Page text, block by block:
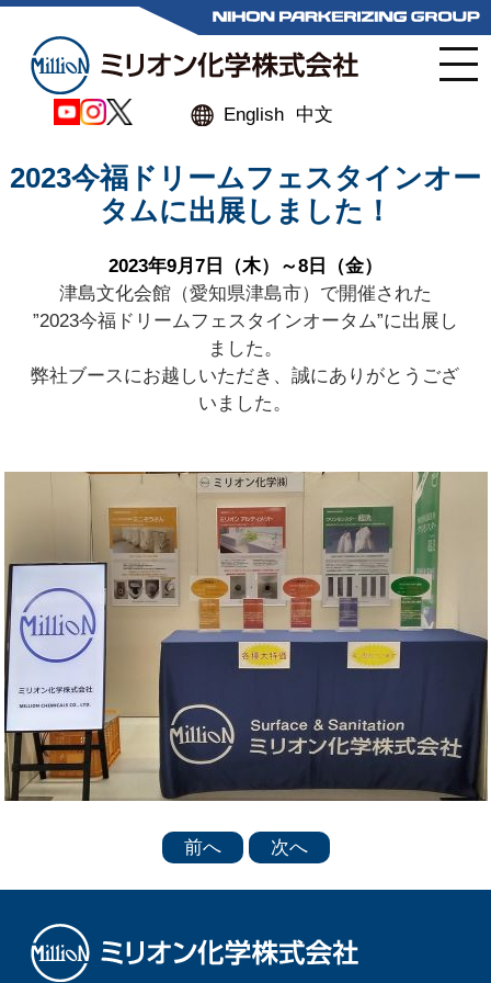
English 中文
2023今福ドリームフェスタインオー
タムに出展しました！
2023年9月7日（木）～8日（金）
津島文化会館（愛知県津島市）で開催された
”2023今福ドリームフェスタインオータム”に出展し
ました。
弊社ブースにお越しいただき、誠にありがとうござ
いました。
前へ 次へ